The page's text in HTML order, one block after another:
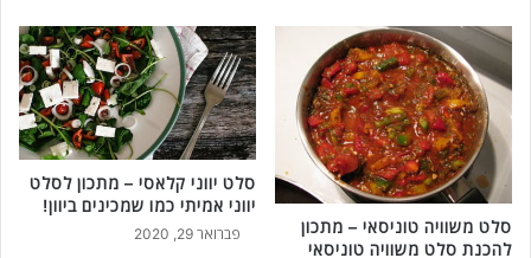
סלט משוויה טוניסאי – מתכון
להכנת סלט משוויה טוניסאי
סלט יווני קלאסי – מתכון לסלט
יווני אמיתי כמו שמכינים ביוון!
פברואר 29, 2020